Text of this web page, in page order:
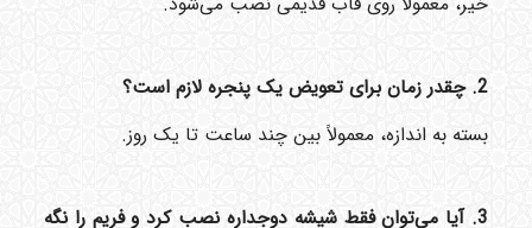
2. چقدر زمان برای تعویض یک پنجره لازم است؟
بسته به اندازه، معمولاً بین چند ساعت تا یک روز.
3. آیا می‌توان فقط شیشه دوجداره نصب کرد و فریم را نگه